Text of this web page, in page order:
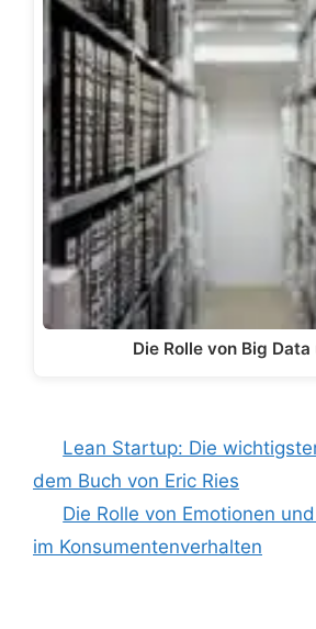
Die Rolle von Big
Lean Startup: Die
dem Buch von Eric Ries
Die Rolle von Emotionen
im Konsumentenverhalten